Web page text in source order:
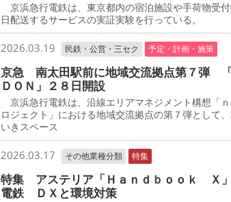
京浜急行電鉄は、東京都内の宿泊施設や手荷物受
日配送するサービスの実証実験を行っている。
2026.03.19 民鉄・公営・三セク 予定・計画・施策
京急 南太田駅前に地域交流拠点第７弾
ＤＯＮ」２８日開設
京浜急行電鉄は、沿線エリアマネジメント構想「
ロジェクト」における地域交流拠点の第７弾として
いきスペース
2026.03.17 その他業種分類 特集
特集 アステリア「Ｈａｎｄｂｏｏｋ Ｘ
電鉄 ＤＸと環境対策